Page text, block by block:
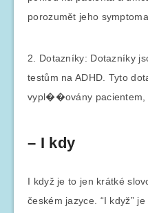
porozumět jeho
2. Dotazníky: Dotazníky
testům na ADHD. Tyto
vypl��ovány pacientem,
– I kdy
I když je to jen krátké
českém jazyce. “I když”